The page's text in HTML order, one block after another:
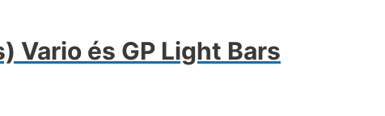
Vario és GP Light Bars